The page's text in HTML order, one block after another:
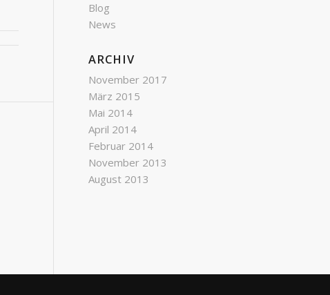
Blog
News
ARCHIV
November 2017
März 2015
Mai 2014
April 2014
Februar 2014
November 2013
August 2013